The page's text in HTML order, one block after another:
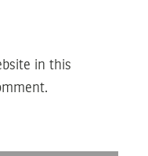
in this